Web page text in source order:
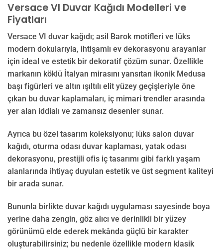
Versace VI Duvar Kağıdı Modelleri ve
Fiyatları
Versace VI duvar kağıdı; asil Barok motifleri ve lüks
modern dokularıyla, ihtişamlı ev dekorasyonu arayanlar
için ideal ve estetik bir dekoratif çözüm sunar. Özellikle
markanın köklü İtalyan mirasını yansıtan ikonik Medusa
başı figürleri ve altın ışıltılı elit yüzey geçişleriyle öne
çıkan bu duvar kaplamaları, iç mimari trendler arasında
yer alan iddialı ve zamansız desenler sunar.
Ayrıca bu özel tasarım koleksiyonu; lüks salon duvar
kağıdı, oturma odası duvar kaplaması, yatak odası
dekorasyonu, prestijli ofis iç tasarımı gibi farklı yaşam
alanlarında ihtiyaç duyulan estetik ve üst segment kaliteyi
bir arada sunar.
Bununla birlikte duvar kağıdı uygulaması sayesinde boya
yerine daha zengin, göz alıcı ve derinlikli bir yüzey
görünümü elde ederek mekânda güçlü bir karakter
oluşturabilirsiniz; bu nedenle özellikle modern klasik